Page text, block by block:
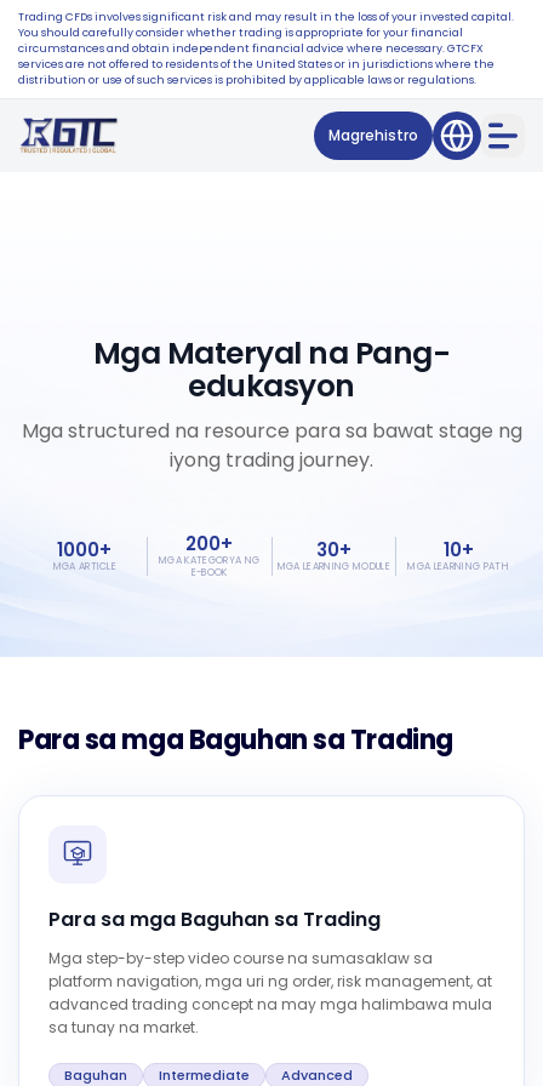
Trading CFDs involves significant risk and may result in the loss of your invested capital.
You should carefully consider whether trading is appropriate for your financial
circumstances and obtain independent financial advice where necessary. GTCFX
services are not offered to residents of the United States or in jurisdictions where the
distribution or use of such services is prohibited by applicable laws or regulations.
Magrehistro
Mga Materyal na Pang-
edukasyon
Mga structured na resource para sa bawat stage ng
iyong trading journey.
1000+
MGA ARTICLE
200+
MGA KATEGORYA NG
E-BOOK
30+
MGA LEARNING MODULE
10+
MGA LEARNING PATH
Para sa mga Baguhan sa Trading
Para sa mga Baguhan sa Trading
Mga step-by-step video course na sumasaklaw sa
platform navigation, mga uri ng order, risk management, at
advanced trading concept na may mga halimbawa mula
sa tunay na market.
Baguhan Intermediate Advanced